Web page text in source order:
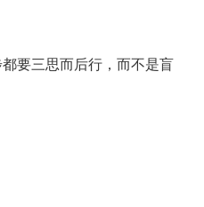
要三思而后行，而不是盲